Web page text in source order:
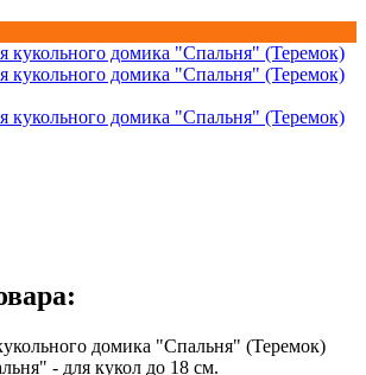
домика "Спальня" (Теремок)
- для кукол до 18 см.